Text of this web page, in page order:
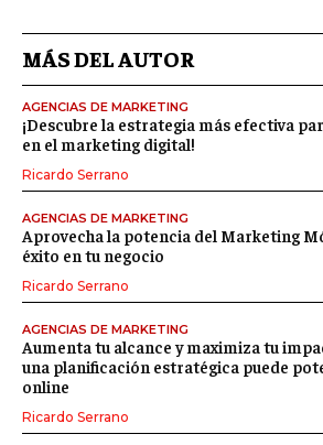
MÁS DEL AUTOR
AGENCIAS DE MARKETING
¡Descubre la estrategia más efectiva
en el marketing digital!
Ricardo Serrano
AGENCIAS DE MARKETING
Aprovecha la potencia del Marketing
éxito en tu negocio
Ricardo Serrano
AGENCIAS DE MARKETING
Aumenta tu alcance y maximiza tu
una planificación estratégica puede
online
Ricardo Serrano